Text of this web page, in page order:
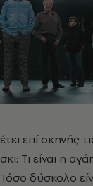
επί σκηνής
Τι είναι η
δύσκολο